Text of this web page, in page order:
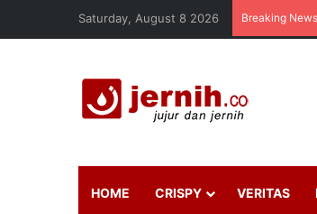
Saturday, August 8 2026 Breaking News
HOME CRISPY VERITAS